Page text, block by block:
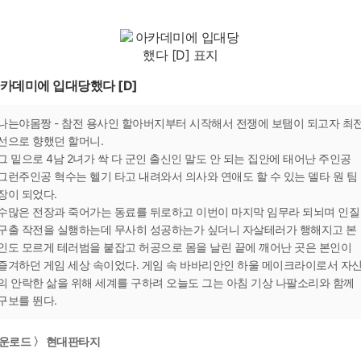
데미에 입대당했다 [D]
는야몸짱 - 참전 용사인 할아버지부터 시작해서 전쟁에 보탬이 되고자 최
으로 향했던 할머니.
밑으로 4남 2녀가 싹 다 군인 출신인 말도 안 되는 집안에 태어난 주인공
런주인공 혁수는 헬기 타고 내려와서 의사와 연애도 할 수 있는 델타 원 팀
이 되었다.
많은 전장과 죽어가는 동료를 뒤로하고 이번이 마지막 임무라 되뇌며 인질
출 작전을 실행하는데 무사히 성공하는가 싶더니 자살테러가 행해지고 본
도 모르게 테러범을 붙잡고 허공으로 몸을 날린 끝에 깨어난 곳은 본인이
겨하던 게임 세상 속이었다. 게임 속 바바리안인 하울 메이크라이로서 자
안락한 삶을 위해 세계를 구하려 오늘도 그는 아침 기상 나팔소리와 함께
보를 뛴다.
로드 〉 현대판타지